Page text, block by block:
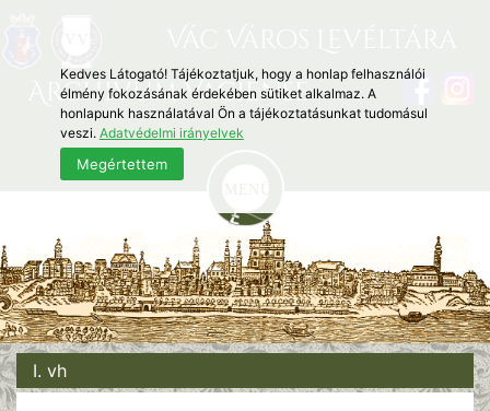
Archivum Vaciense
I. vh
Kedves Látogató! Tájékoztatjuk, hogy a honlap felhasználói
élmény fokozásának érdekében sütiket alkalmaz. A
honlapunk használatával Ön a tájékoztatásunkat tudomásul
veszi. Adatvédelmi irányelvek
Megértettem